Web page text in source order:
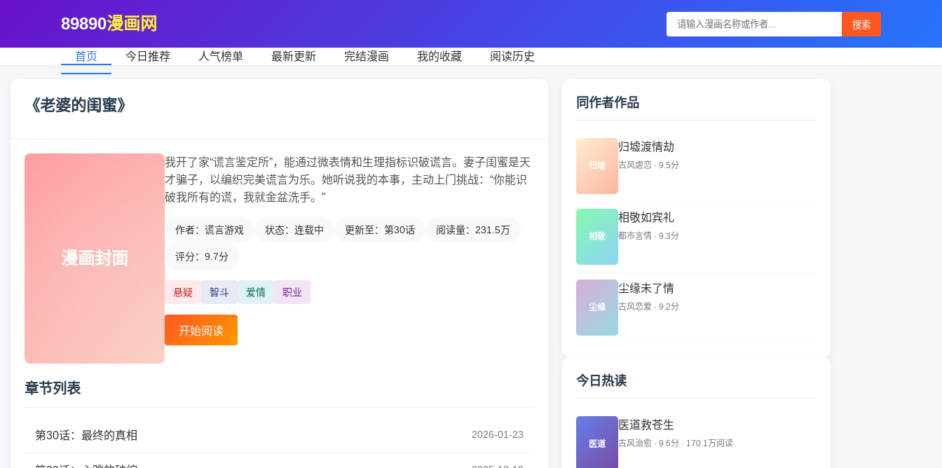
89890漫画网 搜索
首页 今日推荐 人气榜单 最新更新 完结漫画 我的收藏 阅读历史
《老婆的闺蜜》
漫画封面
我开了家“谎言鉴定所”，能通过微表情和生理指标识破谎言。妻子闺蜜是天
才骗子，以编织完美谎言为乐。她听说我的本事，主动上门挑战：“你能识
破我所有的谎，我就金盆洗手。”
作者：谎言游戏 状态：连载中 更新至：第30话 阅读量：231.5万
评分：9.7分
悬疑 智斗 爱情 职业
开始阅读
章节列表
第30话：最终的真相 2026-01-23
今日热读
医道
医道救苍生
古风治愈 · 9.6分 · 170.1万阅读
同作者作品
归墟
归墟渡情劫
古风虐恋 · 9.5分
相敬
相敬如宾礼
都市言情 · 9.3分
尘缘
尘缘未了情
古风恋爱 · 9.2分